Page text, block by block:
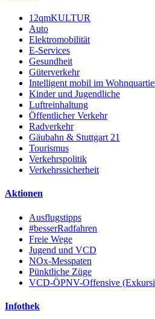
12qmKULTUR
Auto
Elektromobilität
E-Services
Gesundheit
Güterverkehr
Intelligent mobil im
Kinder und Jugendliche
Luftreinhaltung
Öffentlicher Verkehr
Radverkehr
Gäubahn & Stuttgart 21
Tourismus
Verkehrspolitik
Verkehrssicherheit
Aktionen
Ausflugstipps
#besserRadfahren
Freie Wege
Jugend und VCD
NOx-Messpaten
Pünktliche Züge
VCD-ÖPNV-Offensive
Infothek